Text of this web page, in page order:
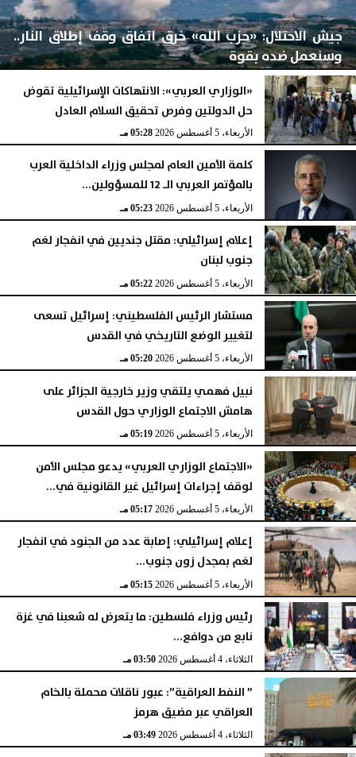
جيش الاحتلال: «حزب الله» خرق اتفاق وقف إطلاق النار..
وسنعمل ضده بقوة
الأربعاء، 5 أغسطس 2026 06:17 مـ
«الوزاري العربي»: الانتهاكات الإسرائيلية تقوض
حل الدولتين وفرص تحقيق السلام العادل
الأربعاء، 5 أغسطس 2026 05:28 مـ
كلمة الأمين العام لمجلس وزراء الداخلية العرب
بالمؤتمر العربي الـ 12 للمسؤولين...
الأربعاء، 5 أغسطس 2026 05:23 مـ
إعلام إسرائيلي: مقتل جنديين في انفجار لغم
جنوب لبنان
الأربعاء، 5 أغسطس 2026 05:22 مـ
مستشار الرئيس الفلسطيني: إسرائيل تسعى
لتغيير الوضع التاريخي في القدس
الأربعاء، 5 أغسطس 2026 05:20 مـ
نبيل فهمي يلتقي وزير خارجية الجزائر على
هامش الاجتماع الوزاري حول القدس
الأربعاء، 5 أغسطس 2026 05:19 مـ
«الاجتماع الوزاري العربي» يدعو مجلس الأمن
لوقف إجراءات إسرائيل غير القانونية في...
الأربعاء، 5 أغسطس 2026 05:17 مـ
إعلام إسرائيلي: إصابة عدد من الجنود في انفجار
لغم بمجدل زون جنوب...
الأربعاء، 5 أغسطس 2026 05:15 مـ
رئيس وزراء فلسطين: ما يتعرض له شعبنا في غزة
نابع من دوافع...
الثلاثاء، 4 أغسطس 2026 03:50 مـ
” النفط العراقية”: عبور ناقلات محملة بالخام
العراقي عبر مضيق هرمز
الثلاثاء، 4 أغسطس 2026 03:49 مـ